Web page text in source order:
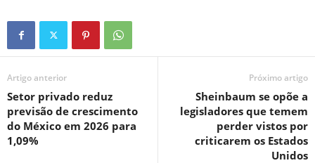
Artigo anterior
Setor privado reduz
previsão de crescimento
do México em 2026 para
1,09%
Próximo artigo
Sheinbaum se opõe a
legisladores que temem
perder vistos por
criticarem os Estados
Unidos